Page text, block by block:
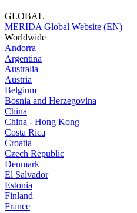
GLOBAL
MERIDA Global Website (EN)
Worldwide
Andorra
Argentina
Australia
Austria
Belgium
Bosnia and Herzegovina
China
China - Hong Kong
Costa Rica
Croatia
Czech Republic
Denmark
El Salvador
Estonia
Finland
France